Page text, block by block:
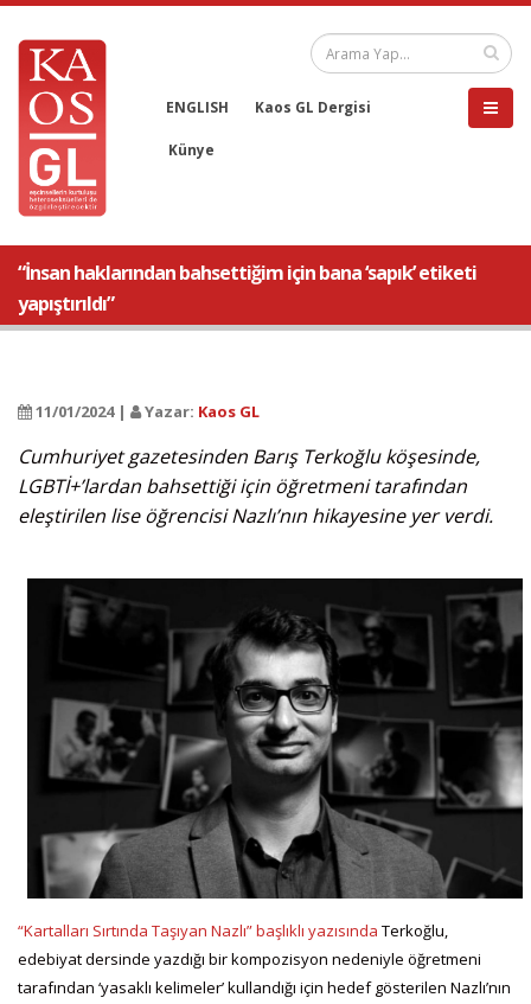
ENGLISH Kaos GL Dergisi
Künye
“İnsan haklarından bahsettiğim için bana ‘sapık’ etiketi
yapıştırıldı”
11/01/2024 | Yazar: Kaos GL
Cumhuriyet gazetesinden Barış Terkoğlu köşesinde,
LGBTİ+’lardan bahsettiği için öğretmeni tarafından
eleştirilen lise öğrencisi Nazlı’nın hikayesine yer verdi.
“Kartalları Sırtında Taşıyan Nazlı” başlıklı yazısında Terkoğlu,
edebiyat dersinde yazdığı bir kompozisyon nedeniyle öğretmeni
tarafından ‘yasaklı kelimeler’ kullandığı için hedef gösterilen Nazlı’nın